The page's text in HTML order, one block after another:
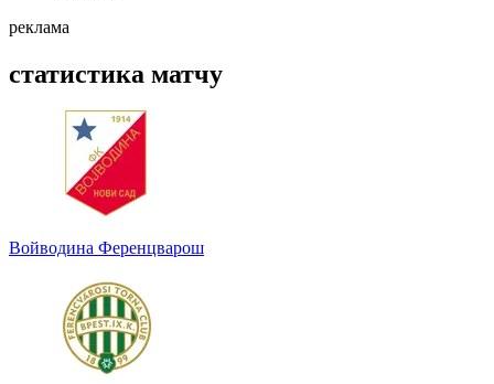
реклама
статистика матчу
Войводина Ференцварош